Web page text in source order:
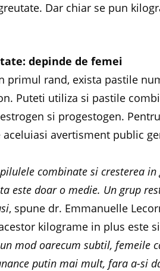
Dar chiar se pun
depinde de femei
primul rand, exista pastile
Puteti utiliza si pastile
si progestogen.
avertisment public
combinate si cresterea in
este doar o medie. Un grup
, spune dr. Emmanuelle
kilograme in plus este
mod oarecum subtil, femeile
putin mai mult, fara a-si